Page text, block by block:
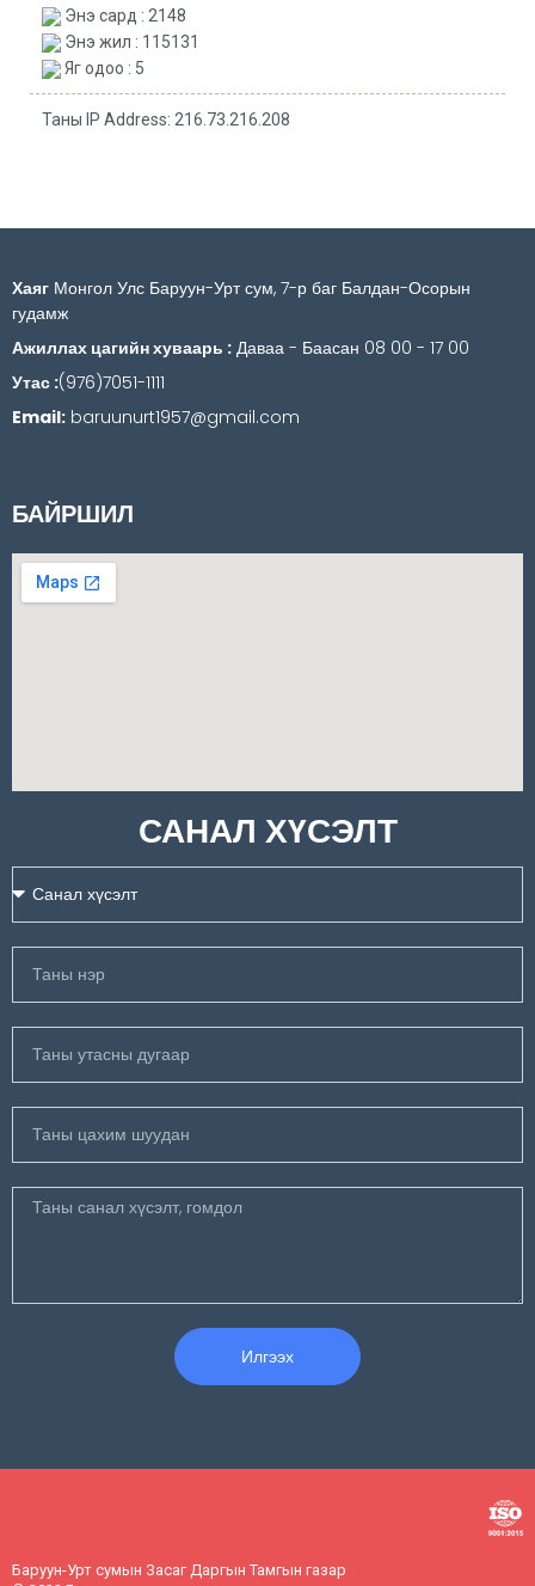
Энэ сард : 2148
Энэ жил : 115131
Яг одоо : 5
Таны IP Address: 216.73.216.208
Хаяг Монгол Улс Баруун-Урт сум, 7-р баг Балдан-Осорын
гудамж
Ажиллах цагийн хуваарь : Даваа - Баасан 08 00 - 17 00
Утас :(976)7051-1111
Email: baruunurt1957@gmail.com
БАЙРШИЛ
САНАЛ ХҮСЭЛТ
Илгээх
Баруун-Урт сумын Засаг Даргын Тамгын газар